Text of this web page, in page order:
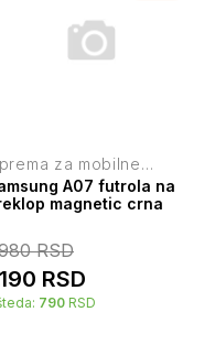
za mobilne
A07 futrola na
magnetic crna
RSD
RSD
790 RSD